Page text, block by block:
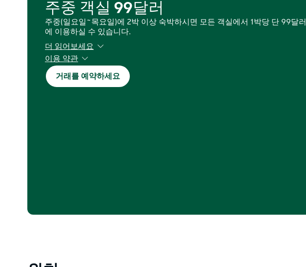
주중 객실 99달러
주중(일요일~목요일)에 2박 이상 숙박하시면 모든 객실에서 1박당 단 99달러
에 이용하실 수 있습니다.
더 읽어보세요
이용 약관
예약 기간: 2026년 4월 10일~9월 15일. 숙박 기간: 2026년 4월 19일~9월 17
일. 최소 2박. 주중(일~목)에만 적용 객실만 해당. 6월 5일~8일 및 6월 25일~9
월 17일 제외. 신규 예약에만 적용. 다른 할인 또는 G'day Rewards와 중복 적
거래를 예약하세요